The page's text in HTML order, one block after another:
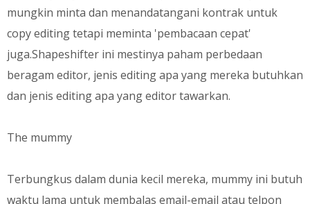
mungkin minta dan menandatangani kontrak untuk
copy editing tetapi meminta 'pembacaan cepat'
juga.Shapeshifter ini mestinya paham perbedaan
beragam editor, jenis editing apa yang mereka butuhkan
dan jenis editing apa yang editor tawarkan.
The mummy
Terbungkus dalam dunia kecil mereka, mummy ini butuh
waktu lama untuk membalas email-email atau telpon